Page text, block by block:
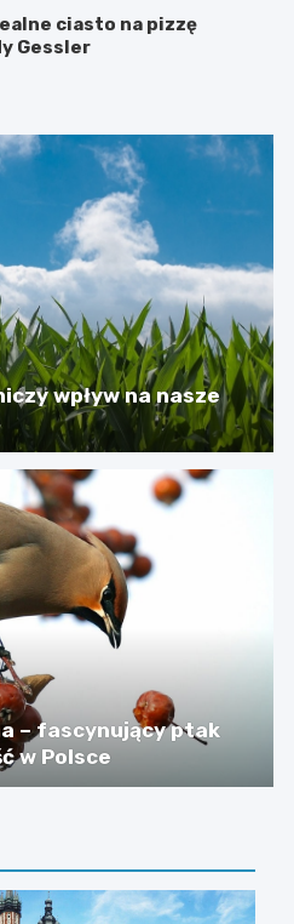
ciasto na pizzę
Gessler
wpływ na nasze
– fascynujący ptak
w Polsce